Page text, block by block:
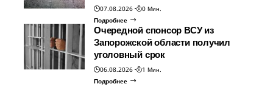
07.08.2026
0 Мин.
Подробнее
Очередной спонсор ВСУ из
Запорожской области получил
уголовный срок
06.08.2026
1 Мин.
Подробнее